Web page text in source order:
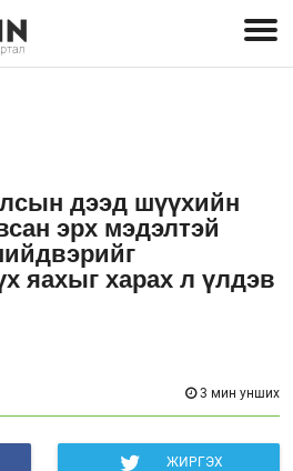
дээд шүүхийн
эрх мэдэлтэй
яахыг харах л үлдэв
3 мин унших
ЖИРГЭХ